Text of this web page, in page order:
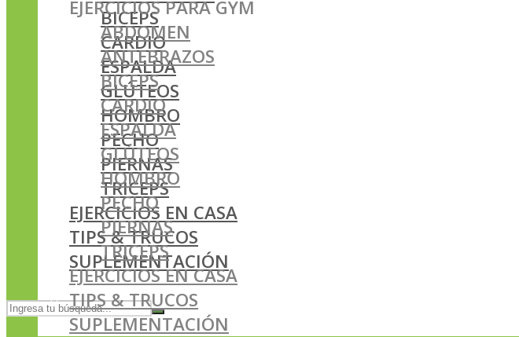
BICEPS
CARDIO
ESPALDA
GLÚTEOS
HOMBRO
PECHO
PIERNAS
TRICEPS
EJERCICIOS EN CASA
TIPS & TRUCOS
SUPLEMENTACIÓN
EJERCICIOS PARA GYM
ABDOMEN
ANTEBRAZOS
BICEPS
CARDIO
ESPALDA
GLÚTEOS
HOMBRO
PECHO
PIERNAS
TRICEPS
EJERCICIOS EN CASA
TIPS & TRUCOS
SUPLEMENTACIÓN